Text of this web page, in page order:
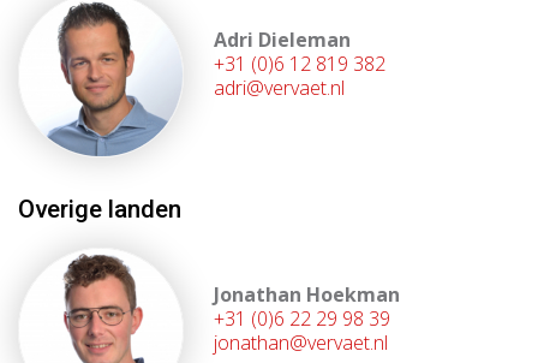
Adri Dieleman
+31 (0)6 12 819 382
adri@vervaet.nl
Overige landen
Jonathan Hoekman
+31 (0)6 22 29 98 39
jonathan@vervaet.nl